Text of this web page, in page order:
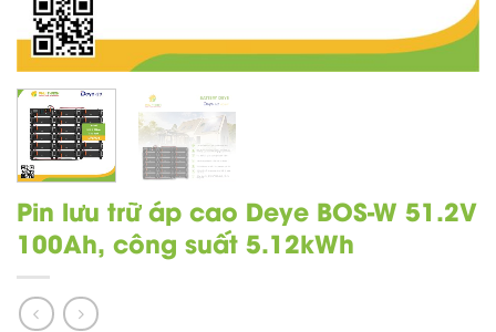
Pin lưu trữ áp cao Deye BOS-W 51.2V
100Ah, công suất 5.12kWh